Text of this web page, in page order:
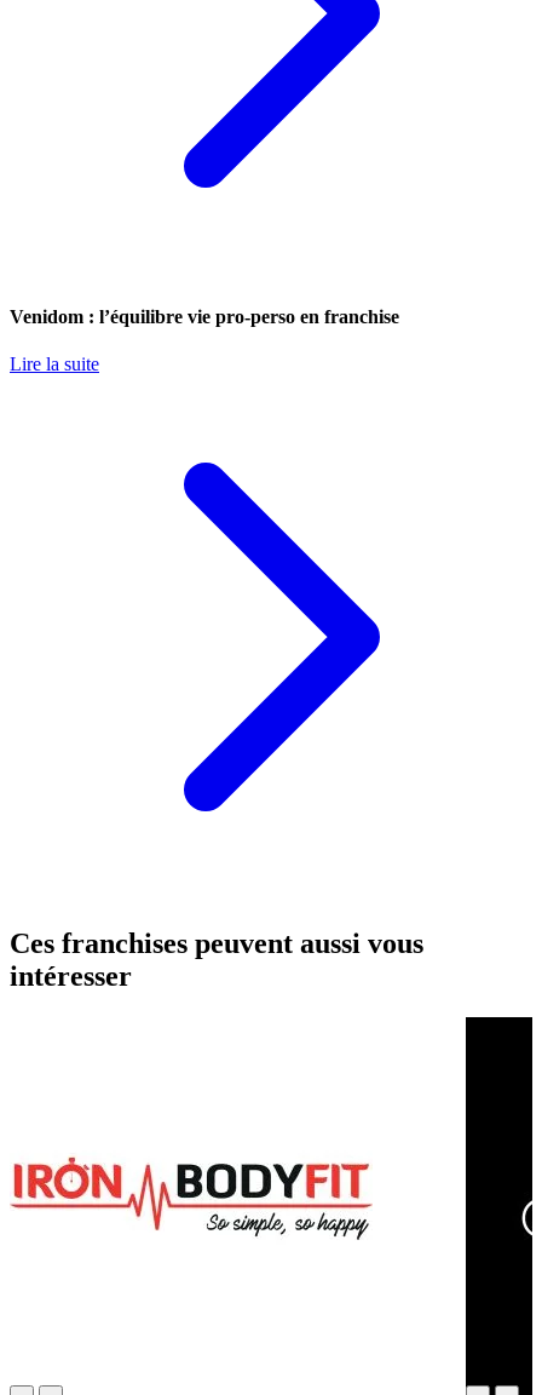
Venidom : l’équilibre vie pro-perso en franchise
Lire la suite
Ces franchises peuvent aussi vous
intéresser